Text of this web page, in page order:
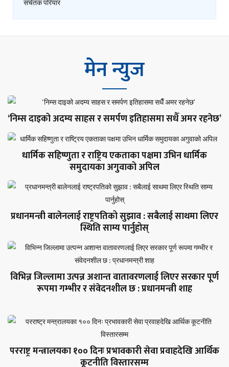
मेन न्युज
‘निम्स दाइको अदम्य साहस र समर्पण इतिहासमा सधैँ अमर रहनेछ’
धार्मिक सहिष्णुता र राष्ट्रिय एकताका पक्षमा उभिन धार्मिक
समुदायका अगुवाको अपिल
प्रधानमन्त्री बालेनलाई राष्ट्रपतिको सुझाव : सबैलाई साथमा लिएर
स्थिति साम्य पार्नुहोस्
विभिन्न जिल्लामा उत्पन्न अशान्त वातावरणलाई लिएर सरकार पूर्ण
रूपमा गम्भीर र संवेदनशील छ : प्रधानमन्त्री शाह
परराष्ट्र मन्त्रालयका १०० दिनः प्रभावकारी सेवा प्रवाहदेखि आर्थिक
कूटनीति विस्तारसम्म